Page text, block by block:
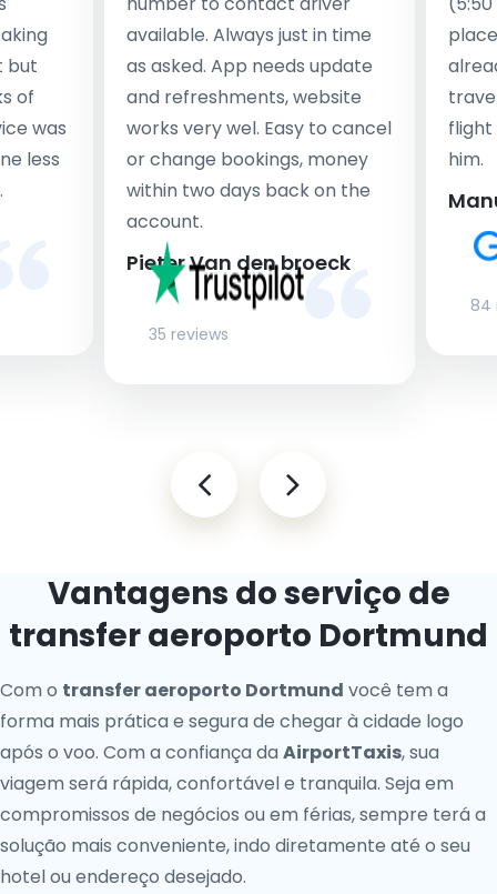
but
of
was
less
available. Always just in time
as asked. App needs update
and refreshments, website
works very wel. Easy to cancel
or change bookings, money
within two days back on the
account.
Pieter Van den broeck
35 reviews
flight
him.
84
Vantagens do serviço de
transfer aeroporto Dortmund
Com o transfer aeroporto Dortmund você tem a
forma mais prática e segura de chegar à cidade logo
após o voo. Com a confiança da AirportTaxis, sua
viagem será rápida, confortável e tranquila. Seja em
compromissos de negócios ou em férias, sempre terá a
solução mais conveniente, indo diretamente até o seu
hotel ou endereço desejado.